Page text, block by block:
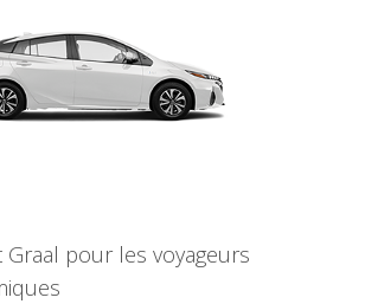
Graal pour les voyageurs